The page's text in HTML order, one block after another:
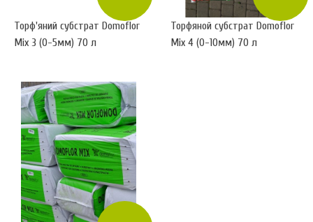
Торф'яний субстрат Domoflor
Mix 3 (0-5мм) 70 л
Торфяной субстрат Domoflor
Mix 4 (0-10мм) 70 л